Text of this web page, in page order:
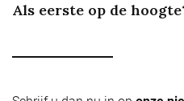
Als eerste op de